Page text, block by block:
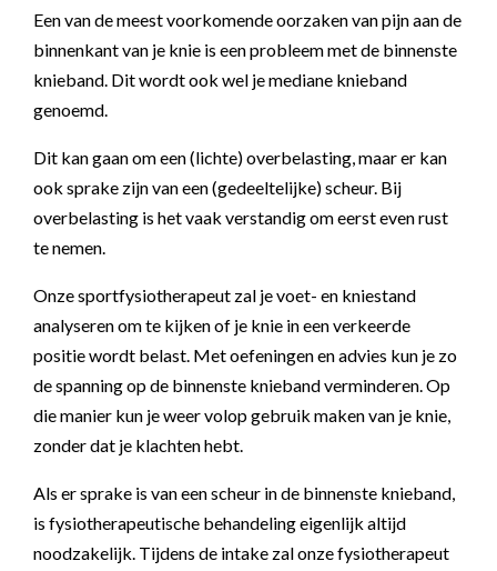
Een van de meest voorkomende oorzaken van pijn aan de
binnenkant van je knie is een probleem met de binnenste
knieband. Dit wordt ook wel je mediane knieband
genoemd.
Dit kan gaan om een (lichte) overbelasting, maar er kan
ook sprake zijn van een (gedeeltelijke) scheur. Bij
overbelasting is het vaak verstandig om eerst even rust
te nemen.
Onze sportfysiotherapeut zal je voet- en kniestand
analyseren om te kijken of je knie in een verkeerde
positie wordt belast. Met oefeningen en advies kun je zo
de spanning op de binnenste knieband verminderen. Op
die manier kun je weer volop gebruik maken van je knie,
zonder dat je klachten hebt.
Als er sprake is van een scheur in de binnenste knieband,
is fysiotherapeutische behandeling eigenlijk altijd
noodzakelijk. Tijdens de intake zal onze fysiotherapeut